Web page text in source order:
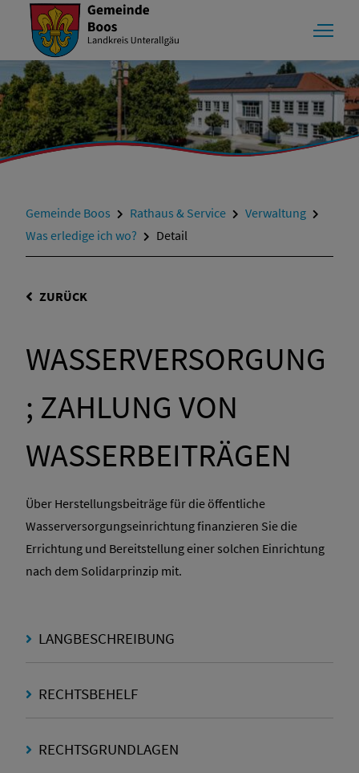
Gemeinde Boos Rathaus & Service
Verwaltung
Was erledige ich wo?
Detail
ZURÜCK
WASSERVERSORGUNG
; ZAHLUNG VON
WASSERBEITRÄGEN
Über Herstellungsbeiträge für die öffentliche
Wasserversorgungseinrichtung finanzieren Sie die
Errichtung und Bereitstellung einer solchen Einrichtung
nach dem Solidarprinzip mit.
LANGBESCHREIBUNG
RECHTSBEHELF
RECHTSGRUNDLAGEN